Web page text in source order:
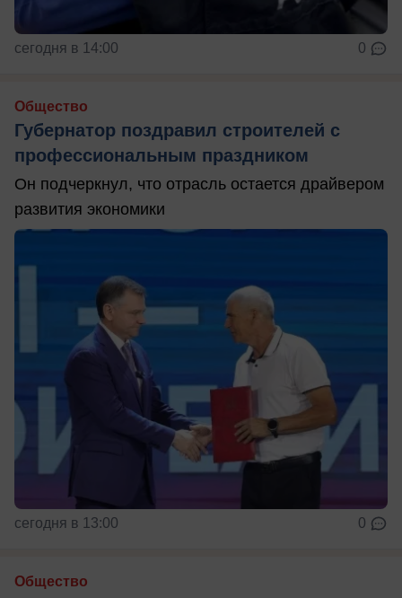
сегодня в 14:00 0
Общество
Губернатор поздравил строителей с
профессиональным праздником
Он подчеркнул, что отрасль остается драйвером
развития экономики
сегодня в 13:00 0
Общество